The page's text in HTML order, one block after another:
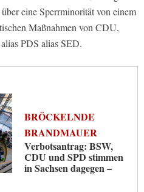
eine Sperrminorität von einem
Maßnahmen von CDU,
PDS alias SED.
BRÖCKELNDE
BRANDMAUER
Verbotsantrag: BSW,
CDU und SPD stimmen
in Sachsen dagegen –